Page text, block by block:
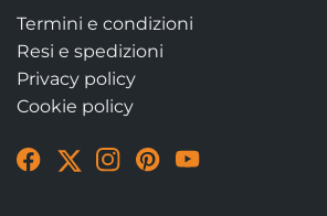
Termini e condizioni
Resi e spedizioni
Privacy policy
Cookie policy
Visit
Visit
Visit
Visit